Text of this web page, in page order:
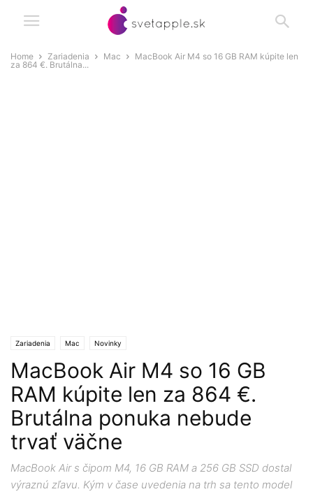
Home Zariadenia Mac
MacBook Air M4 so 16 GB RAM kúpite len
za 864 €. Brutálna...
Zariadenia Mac Novinky
MacBook Air M4 so 16 GB
RAM kúpite len za 864 €.
Brutálna ponuka nebude
trvať väčne
MacBook Air s čipom M4, 16 GB RAM a 256 GB SSD dostal
výraznú zľavu. Kým v čase uvedenia na trh sa tento model